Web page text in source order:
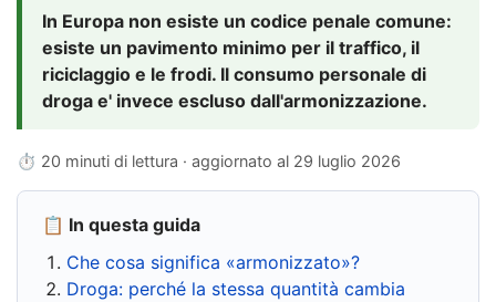
In Europa non esiste un codice penale comune:
esiste un pavimento minimo per il traffico, il
riciclaggio e le frodi. Il consumo personale di
droga e' invece escluso dall'armonizzazione.
⏱ 20 minuti di lettura · aggiornato al 29 luglio 2026
📋 In questa guida
Che cosa significa «armonizzato»?
Droga: perché la stessa quantità cambia